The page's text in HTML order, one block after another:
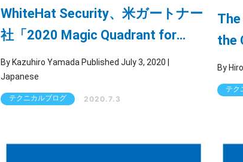
WhiteHat Security、米ガートナー
社「2020 Magic Quadrant for
Application Security Testing」レ
ポートにおいてリーダーの評価
By Kazuhiro Yamada Published July 3, 2020 |
Japanese
テクニカルブログ 2020.7.3
the
テク